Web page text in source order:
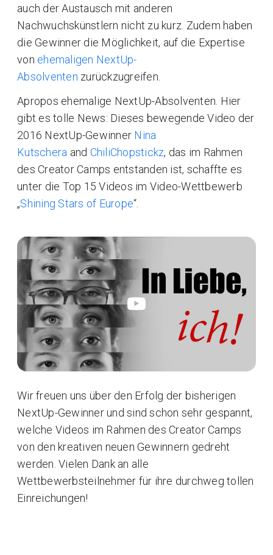
auch der Austausch mit anderen
Nachwuchskünstlern nicht zu kurz. Zudem haben
die Gewinner die Möglichkeit, auf die Expertise
von ehemaligen NextUp-
Absolventen zurückzugreifen.
Apropos ehemalige NextUp-Absolventen. Hier
gibt es tolle News: Dieses bewegende Video der
2016 NextUp-Gewinner Nina
Kutschera and ChiliChopstickz, das im Rahmen
des Creator Camps entstanden ist, schaffte es
unter die Top 15 Videos im Video-Wettbewerb
„Shining Stars of Europe“.
Wir freuen uns über den Erfolg der bisherigen
NextUp-Gewinner und sind schon sehr gespannt,
welche Videos im Rahmen des Creator Camps
von den kreativen neuen Gewinnern gedreht
werden. Vielen Dank an alle
Wettbewerbsteilnehmer für ihre durchweg tollen
Einreichungen!